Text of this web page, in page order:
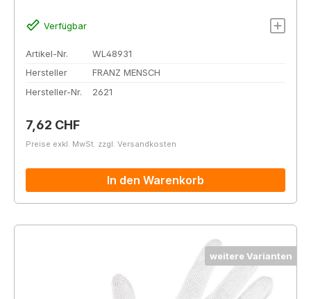
Verfügbar
Artikel-Nr.
WL48931
Hersteller
FRANZ MENSCH
Hersteller-Nr.
2621
Regulärer Preis:
7,62 CHF
Preise exkl. MwSt. zzgl. Versandkosten
In den Warenkorb
weitere Varianten